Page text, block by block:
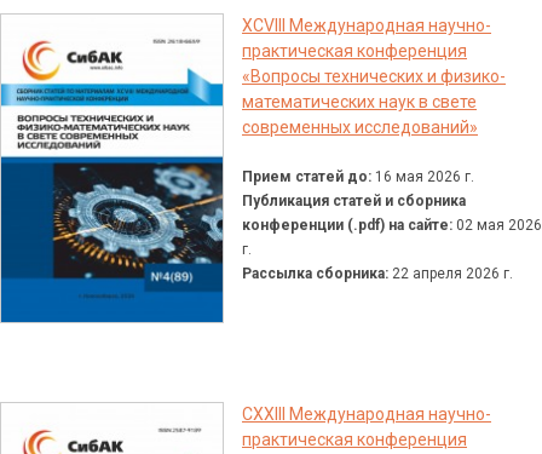
XCVIII Международная научно-
практическая конференция
«Вопросы технических и физико-
математических наук в свете
современных исследований»
Прием статей до: 16 мая 2026 г.
Публикация статей и сборника
конференции (.pdf) на сайте: 02 мая 2026
г.
Рассылка сборника: 22 апреля 2026 г.
CXXIII Международная научно-
практическая конференция